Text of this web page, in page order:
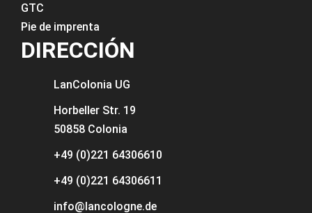
GTC
Pie de imprenta
DIRECCIÓN
LanColonia UG
Horbeller Str. 19
50858 Colonia
+49 (0)221 64306610
+49 (0)221 64306611
info@lancologne.de